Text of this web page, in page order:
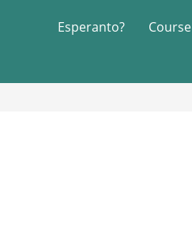
Esperanto? Course